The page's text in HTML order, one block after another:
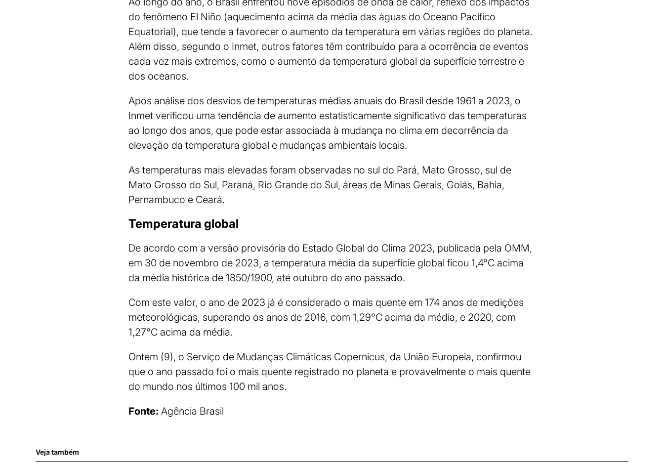
do fenômeno El Niño (aquecimento acima da média das águas do Oceano Pacífico
Equatorial), que tende a favorecer o aumento da temperatura em várias regiões do planeta.
Além disso, segundo o Inmet, outros fatores têm contribuído para a ocorrência de eventos
cada vez mais extremos, como o aumento da temperatura global da superfície terrestre e
dos oceanos.
Após análise dos desvios de temperaturas médias anuais do Brasil desde 1961 a 2023, o
Inmet verificou uma tendência de aumento estatisticamente significativo das temperaturas
ao longo dos anos, que pode estar associada à mudança no clima em decorrência da
elevação da temperatura global e mudanças ambientais locais.
As temperaturas mais elevadas foram observadas no sul do Pará, Mato Grosso, sul de
Mato Grosso do Sul, Paraná, Rio Grande do Sul, áreas de Minas Gerais, Goiás, Bahia,
Pernambuco e Ceará.
Temperatura global
De acordo com a versão provisória do Estado Global do Clima 2023, publicada pela OMM,
em 30 de novembro de 2023, a temperatura média da superfície global ficou 1,4°C acima
da média histórica de 1850/1900, até outubro do ano passado.
Com este valor, o ano de 2023 já é considerado o mais quente em 174 anos de medições
meteorológicas, superando os anos de 2016, com 1,29°C acima da média, e 2020, com
1,27°C acima da média.
Ontem (9), o Serviço de Mudanças Climáticas Copernicus, da União Europeia, confirmou
que o ano passado foi o mais quente registrado no planeta e provavelmente o mais quente
do mundo nos últimos 100 mil anos.
Fonte: Agência Brasil
Veja também